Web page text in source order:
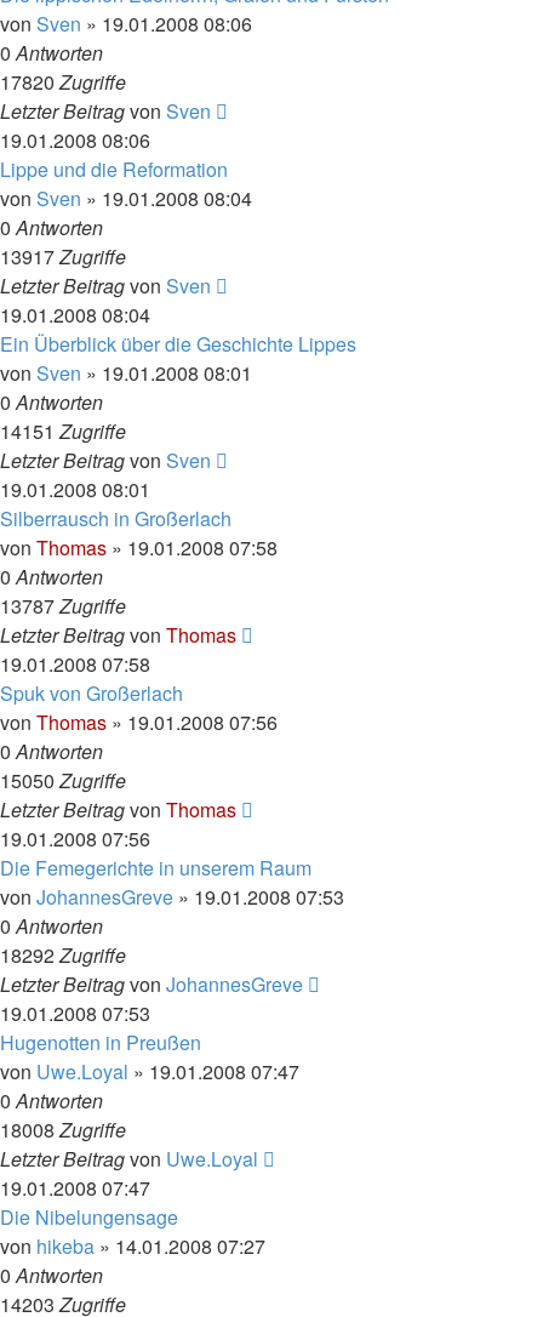
von Sven » 19.01.2008 08:06
0Antworten
17820Zugriffe
Letzter Beitragvon Sven
19.01.2008 08:06
Lippe und die Reformation
von Sven » 19.01.2008 08:04
0Antworten
13917Zugriffe
Letzter Beitragvon Sven
19.01.2008 08:04
Ein Überblick über die Geschichte Lippes
von Sven » 19.01.2008 08:01
0Antworten
14151Zugriffe
Letzter Beitragvon Sven
19.01.2008 08:01
Silberrausch in Großerlach
von Thomas » 19.01.2008 07:58
0Antworten
13787Zugriffe
Letzter Beitragvon Thomas
19.01.2008 07:58
Spuk von Großerlach
von Thomas » 19.01.2008 07:56
0Antworten
15050Zugriffe
Letzter Beitragvon Thomas
19.01.2008 07:56
Die Femegerichte in unserem Raum
von JohannesGreve » 19.01.2008 07:53
0Antworten
18292Zugriffe
Letzter Beitragvon JohannesGreve
19.01.2008 07:53
Hugenotten in Preußen
von Uwe.Loyal » 19.01.2008 07:47
0Antworten
18008Zugriffe
Letzter Beitragvon Uwe.Loyal
19.01.2008 07:47
Die Nibelungensage
von hikeba » 14.01.2008 07:27
0Antworten
14203Zugriffe